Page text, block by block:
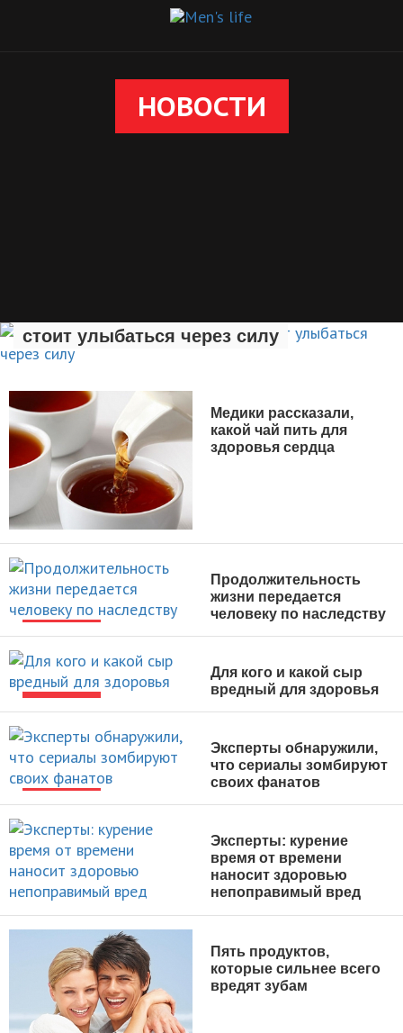
НОВОСТИ
стоит улыбаться через силу
НОВОСТИ
Медики рассказали,
какой чай пить для
здоровья сердца
НОВОСТИ
Продолжительность
жизни передается
человеку по наследству
Для кого и какой сыр
вредный для здоровья
НОВОСТИ
Эксперты обнаружили,
что сериалы зомбируют
своих фанатов
НОВОСТИ
Эксперты: курение
время от времени
наносит здоровью
непоправимый вред
Пять продуктов,
которые сильнее всего
вредят зубам